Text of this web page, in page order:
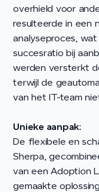
overhield voor
resulteerde in een
analyseproces,
succesratio bij
werden versterkt
terwijl de
van het IT-team
Unieke aanpak:
De flexibele en
Sherpa,
van een Adoption
gemaakte